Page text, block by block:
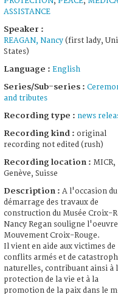
ASSISTANCE
Speaker :
REAGAN, Nancy (first lady,
States)
Language : English
Series/Sub-series :
and tributes
Recording type : news
Recording kind : original
recording not edited (rush)
Recording location : MICR,
Genève, Suisse
Description : A l'occasion du
démarrage des travaux de
construction du Musée Croix-
Nancy Regan souligne
Mouvement Croix-Rouge.
Il vient en aide aux victimes de
conflits armés et de
naturelles, contribuant ainsi à
protection de la vie et à la
promotion de la paix dans le